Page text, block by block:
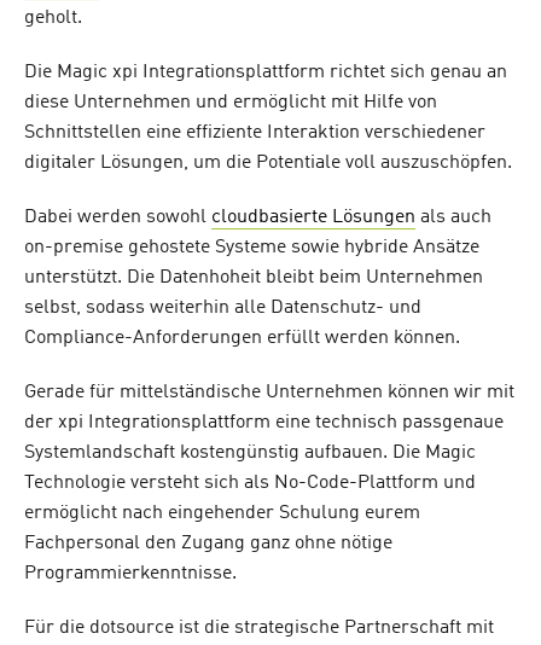
geholt.
Die Magic xpi Integrationsplattform richtet sich genau an
diese Unternehmen und ermöglicht mit Hilfe von
Schnittstellen eine effiziente Interaktion verschiedener
digitaler Lösungen, um die Potentiale voll auszuschöpfen.
Dabei werden sowohl cloudbasierte Lösungen als auch
on-premise gehostete Systeme sowie hybride Ansätze
unterstützt. Die Datenhoheit bleibt beim Unternehmen
selbst, sodass weiterhin alle Datenschutz- und
Compliance-Anforderungen erfüllt werden können.
Gerade für mittelständische Unternehmen können wir mit
der xpi Integrationsplattform eine technisch passgenaue
Systemlandschaft kostengünstig aufbauen. Die Magic
Technologie versteht sich als No-Code-Plattform und
ermöglicht nach eingehender Schulung eurem
Fachpersonal den Zugang ganz ohne nötige
Programmierkenntnisse.
Für die dotsource ist die strategische Partnerschaft mit